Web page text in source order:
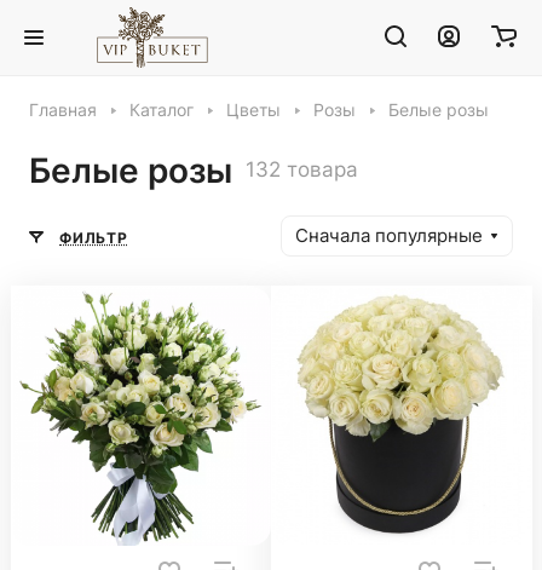
Главная Каталог Цветы Розы Белые розы
Белые розы 132 товара
ФИЛЬТР Сначала популярные